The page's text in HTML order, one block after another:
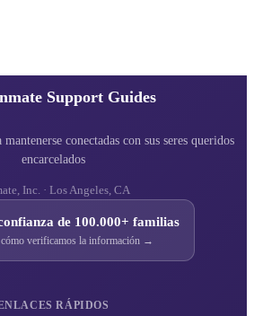
Support Guides
conectadas con sus seres queridos
encarcelados
Inc. · Los Angeles, CA
de 100.000+ familias
cómo verificamos la información →
RÁPIDOS